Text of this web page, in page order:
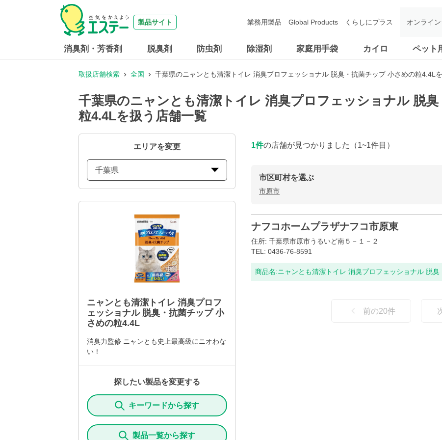
製品サイト
消臭剤・芳香剤 脱臭剤 防虫剤 除湿剤 家庭用手袋 カイロ ペット
業務用製品 Global Products くらしにプラス オンライ
取扱店舗検索 全国 千葉県のニャンとも清潔トイレ 消臭プロフェッショナル 脱臭・抗菌チップ 小さめの粒4.4L
千葉県のニャンとも清潔トイレ 消臭プロフェッショナル 脱
粒4.4Lを扱う店舗一覧
エリアを変更
千葉県
ニャンとも清潔トイレ 消臭プロフ
ェッショナル 脱臭・抗菌チップ 小
さめの粒4.4L
消臭力監修 ニャンとも史上最高級にニオわな
い！
探したい製品を変更する
キーワードから探す
製品一覧から探す
1件の店舗が見つかりました （1~1件目）
市区町村を選ぶ
市原市
ナフコホームプラザナフコ市原東
住所: 千葉県市原市うるいど南５－１－２
TEL: 0436-76-8591
商品名:ニャンとも清潔トイレ 消臭プロフェッショナル 脱臭
前の20件